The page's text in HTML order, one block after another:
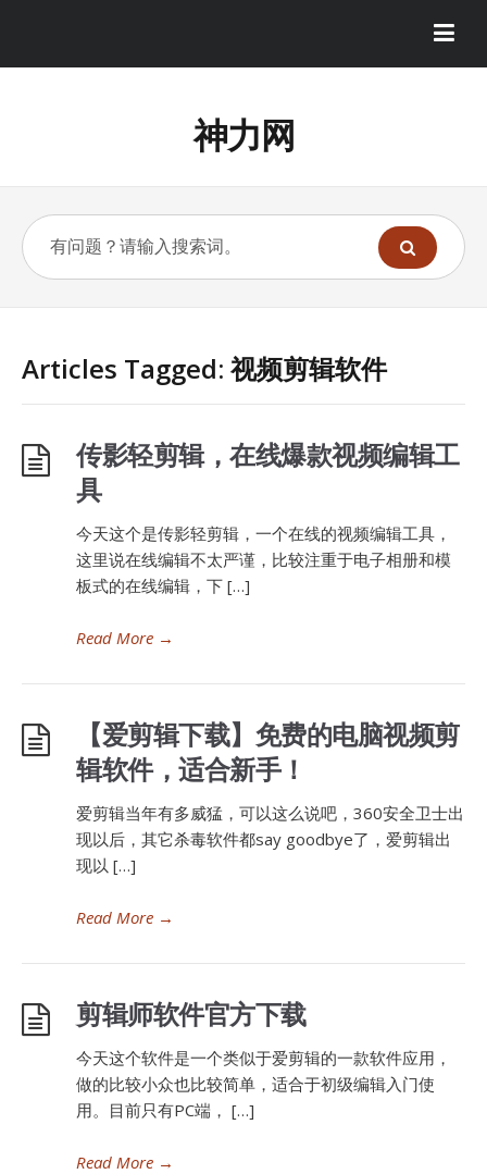
神力网
Articles Tagged: 视频剪辑软件
传影轻剪辑，在线爆款视频编辑工
具
今天这个是传影轻剪辑，一个在线的视频编辑工具，
这里说在线编辑不太严谨，比较注重于电子相册和模
板式的在线编辑，下 […]
Read More →
【爱剪辑下载】免费的电脑视频剪
辑软件，适合新手！
爱剪辑当年有多威猛，可以这么说吧，360安全卫士出
现以后，其它杀毒软件都say goodbye了，爱剪辑出
现以 […]
Read More →
剪辑师软件官方下载
今天这个软件是一个类似于爱剪辑的一款软件应用，
做的比较小众也比较简单，适合于初级编辑入门使
用。目前只有PC端， […]
Read More →